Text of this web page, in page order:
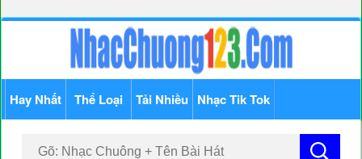
Hay Nhất Thể Loại Tải Nhiều Nhạc Tik Tok